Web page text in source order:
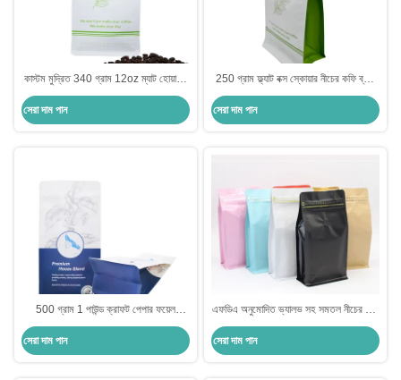
কাস্টম মুদ্রিত 340 গ্রাম 12oz ম্যাট হোয়াইট
সমতল নীচের কফি ব্যাগ সঙ্গে ভালভ সামনের ছিঁড়ে
সেরা দাম পান
250 গ্রাম ফ্ল্যাট বক্স স্কোয়ার নীচের কফি ব্যাগ
ভালভ এবং রিপ জিপ সঙ্গে বিলাসবহুল ম্যাট হোয়াইট
অ্যালুমিনিয়াম ফয়েল লেপা
সেরা দাম পান
500 গ্রাম 1 পাউন্ড ক্রাফট পেপার ফয়েল
আস্তরণের পাশের গ্যাসেট ফ্ল্যাট নীচের কফি ব্যাগ
ভ্যালভ এবং সামনের জিপার সহ
সেরা দাম পান
এফডিএ অনুমোদিত ভ্যালভ সহ সমতল নীচের কফি
ব্যাগ ভ্যালভ সহ কাস্টম কফি ব্যাগ
সেরা দাম পান